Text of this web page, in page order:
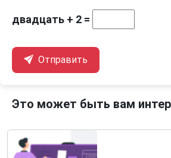
двадцать + 2 =
Отправить
Это может быть вам